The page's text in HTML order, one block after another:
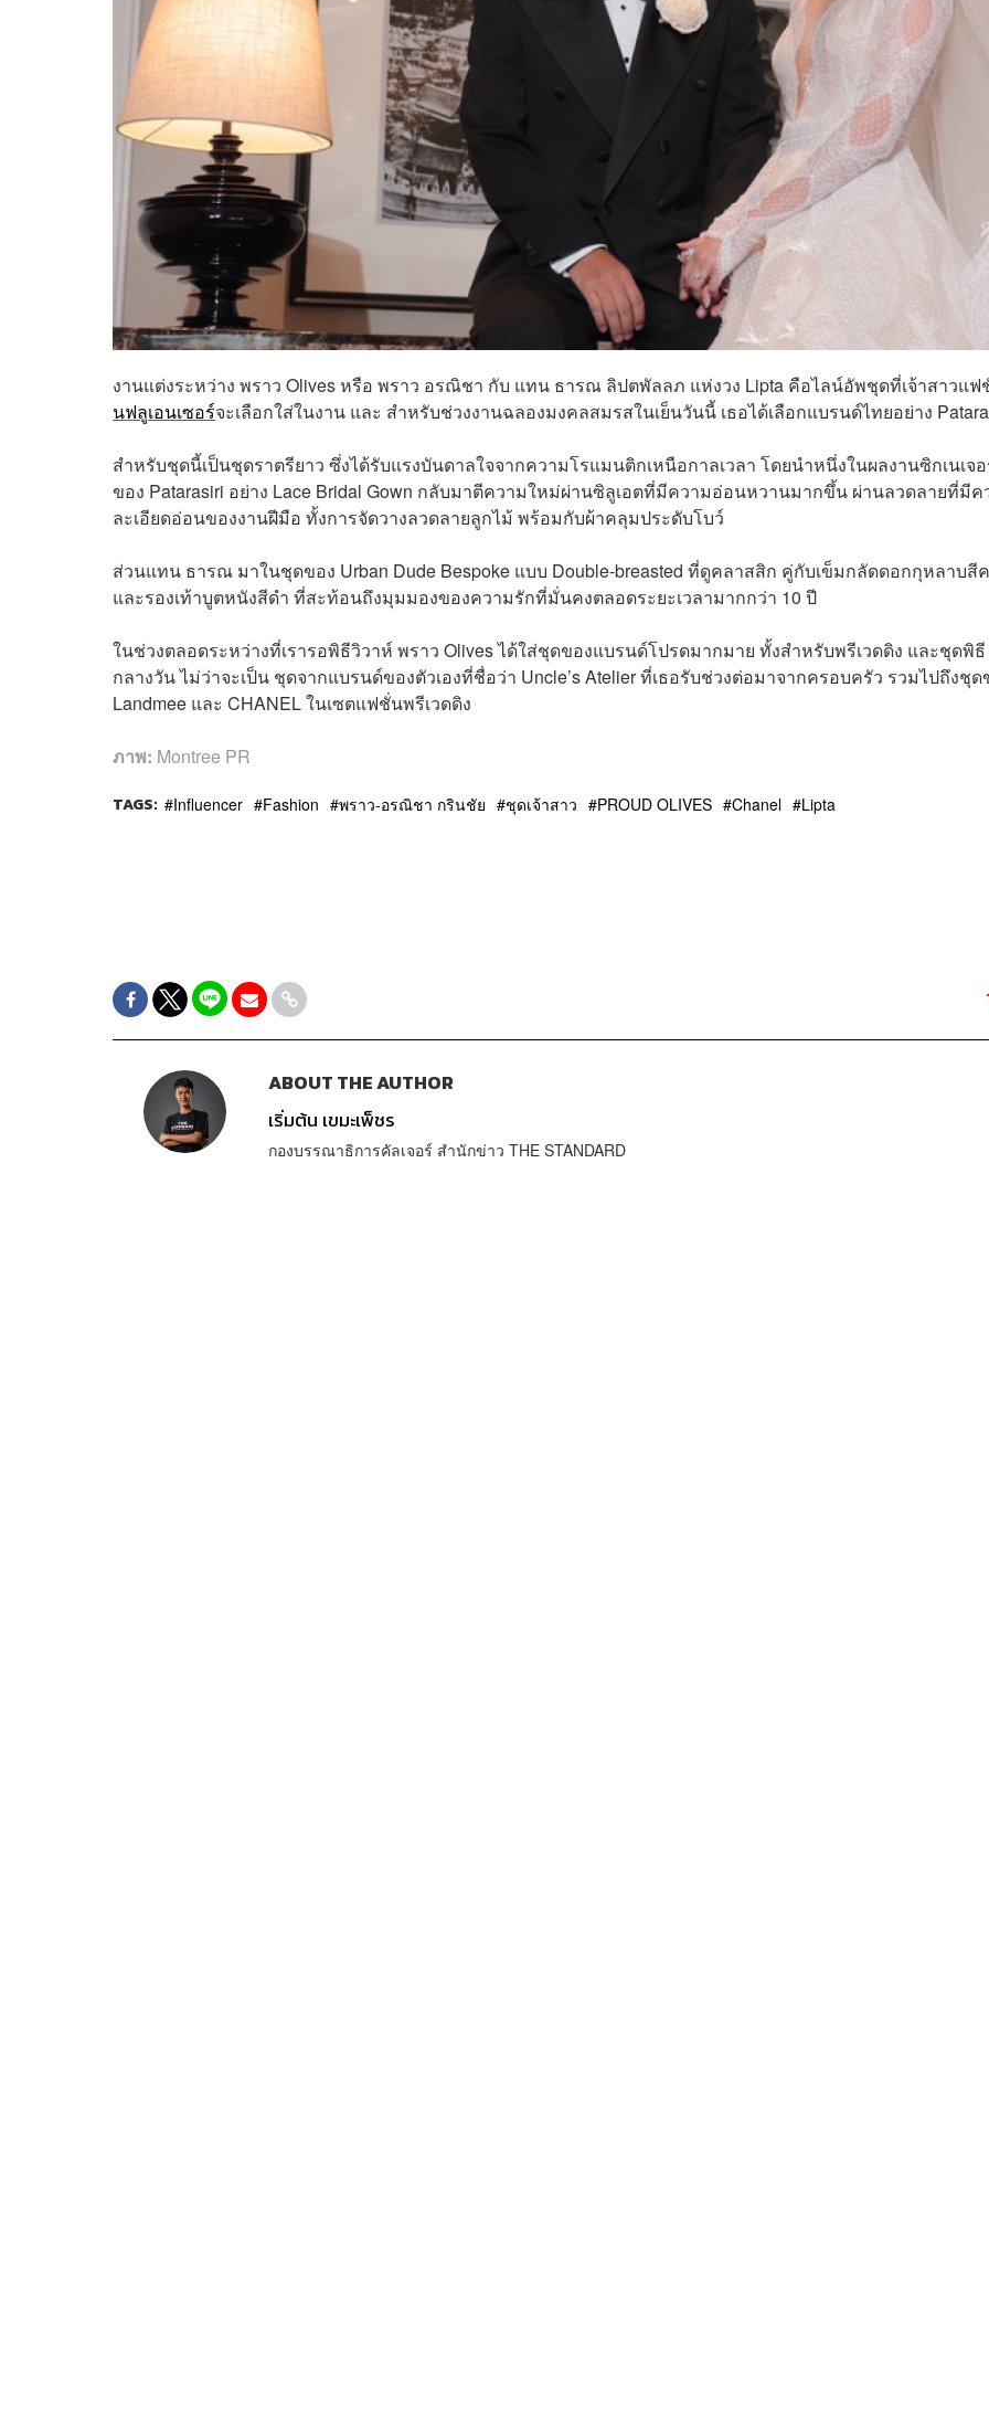
งานแต่งระหว่าง พราว Olives หรือ พราว อรณิชา กับ แทน ธารณ ลิปตพัลลภ แห่งวง Lipta คือไลน์อัพชุดที่เจ้าสาวแฟ
นฟลูเอนเซอร์จะเลือกใส่ในงาน และ สำหรับช่วงงานฉลองมงคลสมรสในเย็นวันนี้ เธอได้เลือกแบรนด์ไทยอย่าง
สำหรับชุดนี้เป็นชุดราตรียาว ซึ่งได้รับแรงบันดาลใจจากความโรแมนติกเหนือกาลเวลา โดยนำหนึ่งในผลงานซิกเนเจ
ของ Patarasiri อย่าง Lace Bridal Gown กลับมาตีความใหม่ผ่านซิลูเอตที่มีความอ่อนหวานมากขึ้น ผ่านลวดลายที่มีค
ละเอียดอ่อนของงานฝีมือ ทั้งการจัดวางลวดลายลูกไม้ พร้อมกับผ้าคลุมประดับโบว์
ส่วนแทน ธารณ มาในชุดของ Urban Dude Bespoke แบบ Double-breasted ที่ดูคลาสสิก คู่กับเข็มกลัดดอกกุหลาบสี
และรองเท้าบูตหนังสีดำ ที่สะท้อนถึงมุมมองของความรักที่มั่นคงตลอดระยะเวลามากกว่า 10 ปี
ในช่วงตลอดระหว่างที่เรารอพิธีวิวาห์ พราว Olives ได้ใส่ชุดของแบรนด์โปรดมากมาย ทั้งสำหรับพรีเวดดิง และชุดพิธี
กลางวัน ไม่ว่าจะเป็น ชุดจากแบรนด์ของตัวเองที่ชื่อว่า Uncle’s Atelier ที่เธอรับช่วงต่อมาจากครอบครัว รวมไปถึงชุด
Landmee และ CHANEL ในเซตแฟชั่นพรีเวดดิง
ภาพ: Montree PR
TAGS: Influencer Fashion พราว-อรณิชา กรินชัย ชุดเจ้าสาว PROUD OLIVES Chanel Lipta
ABOUT THE AUTHOR
เริ่มต้น เขมะเพ็ชร
กองบรรณาธิการคัลเจอร์ สำนักข่าว THE STANDARD